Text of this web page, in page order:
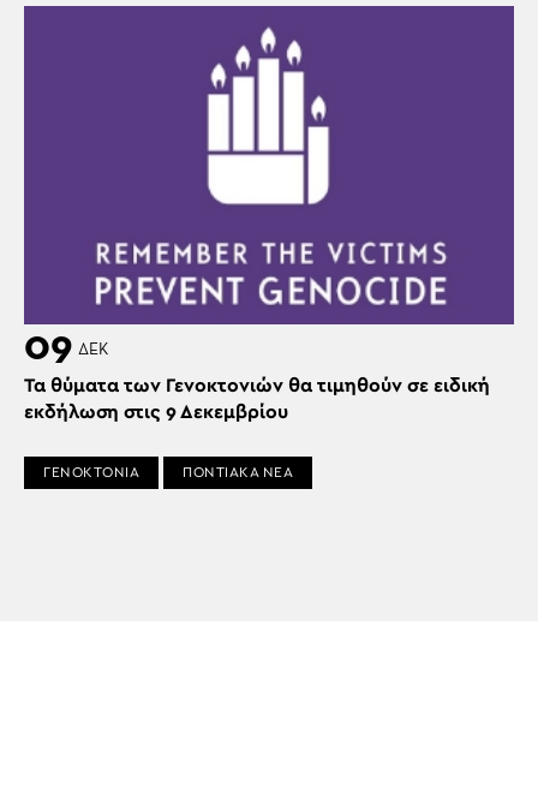
09 ΔΕΚ
Τα θύματα των Γενοκτονιών θα τιμηθούν σε ειδική
εκδήλωση στις 9 Δεκεμβρίου
ΓΕΝΟΚΤΟΝΙΑ ΠΟΝΤΙΑΚΑ ΝΕΑ